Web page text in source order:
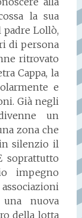
la sua
padre Lollò,
di persona
ritrovato
Cappa, la
e
Già negli
un
zona che
silenzio il
soprattutto
impegno
nuova
della lotta